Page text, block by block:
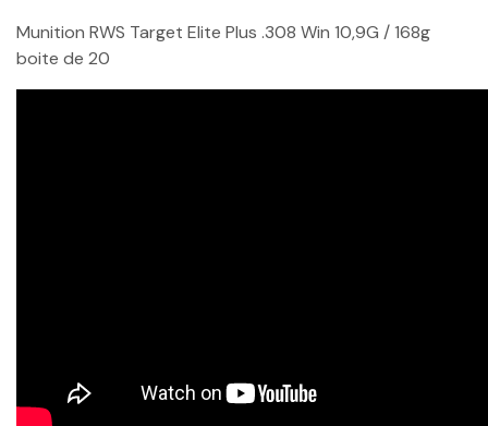
Munition RWS Target Elite Plus .308 Win 10,9G / 168g
boite de 20